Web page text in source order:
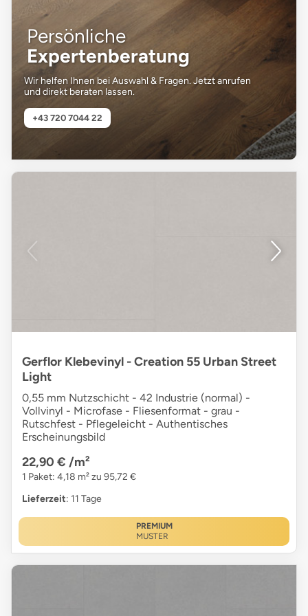
Persönliche
Expertenberatung
Wir helfen Ihnen bei Auswahl & Fragen. Jetzt anrufen
und direkt beraten lassen.
+43 720 7044 22
Gerflor Klebevinyl - Creation 55 Urban Street
Light
0,55 mm Nutzschicht - 42 Industrie (normal) -
Vollvinyl - Microfase - Fliesenformat - grau -
Rutschfest - Pflegeleicht - Authentisches
Erscheinungsbild
22,90 € /m²
1 Paket: 4,18 m² zu 95,72 €
Lieferzeit: 11 Tage
PREMIUM
MUSTER